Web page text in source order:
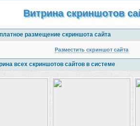
Витрина скриншотов
размещение скриншота сайта
Разместить скриншот сайта
всех скриншотов сайтов в системе